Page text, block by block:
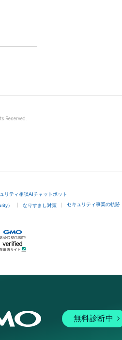
Reserved.
リティ相談AIチャットボット
） なりすまし対策 セキュリティ事業の軌跡
無料診断中